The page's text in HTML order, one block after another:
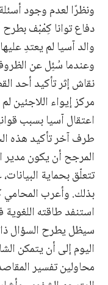
ونظرًا لعدم وجود
والد آسيا لم يعتدِ
وعندما سُئِل عن
مركز إيواء
اعتقال آسيا بسبب
طرف آخر تأكيد هذه
المرجح أن يكون
تتعلّق بحماية
بذلك. وأعرب المحامي
استنفد طاقته
سيظل يطرح السؤال
اليوم إلى أن يتمكن
محاولين تفسير